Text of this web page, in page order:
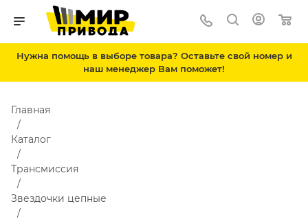
Нужна помощь в выборе товара? Оставьте свой номер и
наш менеджер Вам поможет!
Главная
Каталог
Трансмиссия
Звездочки цепные